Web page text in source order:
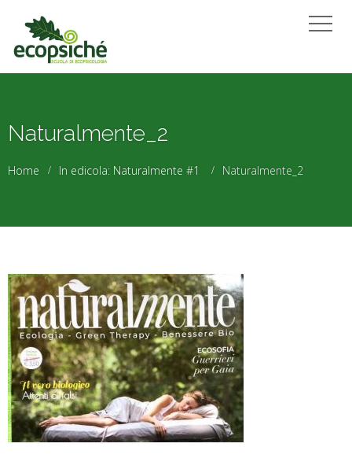
Naturalmente_2
Home In edicola: Naturalmente #1 Naturalmente_2